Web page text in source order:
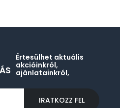
Értesülhet aktuális
akcióinkról,
ajánlatainkról,
IRATKOZZ FEL